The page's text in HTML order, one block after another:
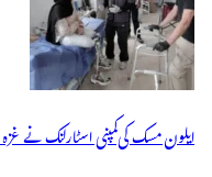
ایلون مسک کی کمپنی اسٹارلنک نے